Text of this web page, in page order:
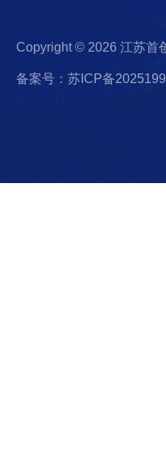
Copyright © 2026 江苏首
备案号：苏ICP备